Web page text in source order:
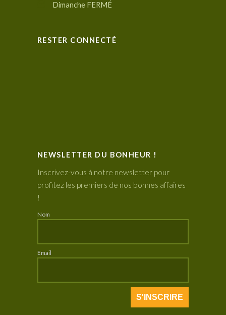
Dimanche FERMÉ
RESTER CONNECTÉ
NEWSLETTER DU BONHEUR !
Inscrivez-vous à notre newsletter pour
profitez les premiers de nos bonnes affaires
!
Nom
Email